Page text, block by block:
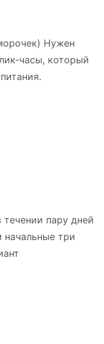
Нужен
часы, который
течении пару дней
начальные три